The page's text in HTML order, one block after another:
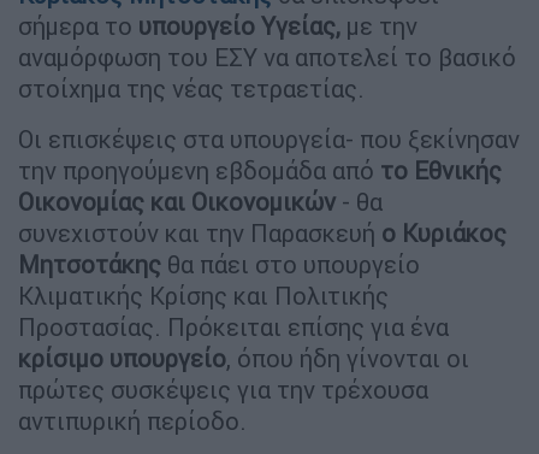
σήμερα το υπουργείο Υγείας, με την
αναμόρφωση του ΕΣΥ να αποτελεί το βασικό
στοίχημα της νέας τετραετίας.
Οι επισκέψεις στα υπουργεία- που ξεκίνησαν
την προηγούμενη εβδομάδα από το Εθνικής
Οικονομίας και Οικονομικών - θα
συνεχιστούν και την Παρασκευή ο Κυριάκος
Μητσοτάκης θα πάει στο υπουργείο
Κλιματικής Κρίσης και Πολιτικής
Προστασίας. Πρόκειται επίσης για ένα
κρίσιμο υπουργείο, όπου ήδη γίνονται οι
πρώτες συσκέψεις για την τρέχουσα
αντιπυρική περίοδο.